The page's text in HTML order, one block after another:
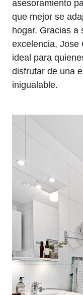
asesoramiento
que mejor se
hogar. Gracias a
excelencia, Jose
ideal para
disfrutar de una
inigualable.